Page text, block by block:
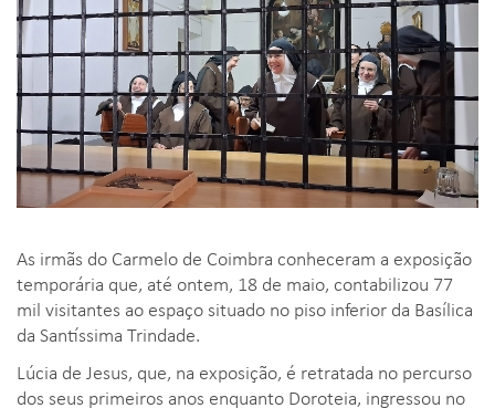
As irmãs do Carmelo de Coimbra conheceram a exposição
temporária que, até ontem, 18 de maio, contabilizou 77
mil visitantes ao espaço situado no piso inferior da Basílica
da Santíssima Trindade.
Lúcia de Jesus, que, na exposição, é retratada no percurso
dos seus primeiros anos enquanto Doroteia, ingressou no